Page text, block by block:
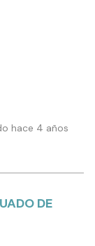
hace 4 años
DE